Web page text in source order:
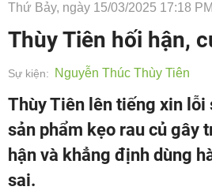
Thứ Bảy, ngày 15/03/2025 17:18 PM
Thùy Tiên hối hận,
Sự kiện: Nguyễn Thúc Thùy Tiên
Thùy Tiên lên tiếng xin lỗi
sản phẩm kẹo rau củ gây
hận và khẳng định dùng
sai.